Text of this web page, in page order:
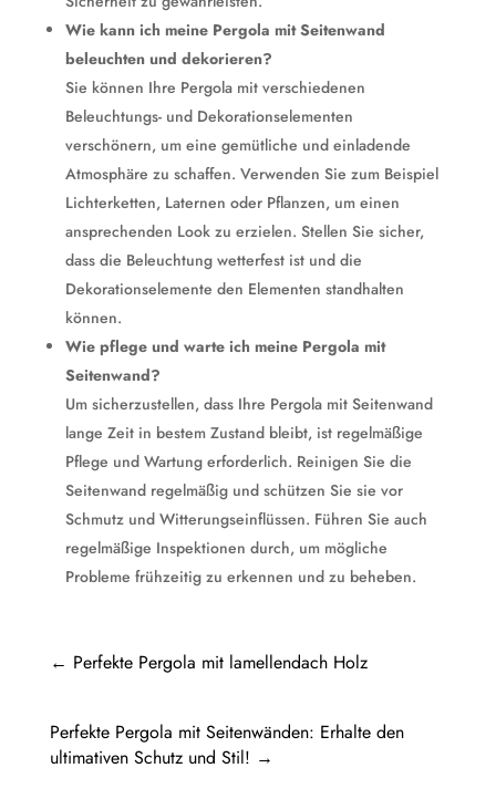
Wie kann ich meine Pergola mit Seitenwand
beleuchten und dekorieren?
Sie können Ihre Pergola mit verschiedenen
Beleuchtungs- und Dekorationselementen
verschönern, um eine gemütliche und einladende
Atmosphäre zu schaffen. Verwenden Sie zum Beispiel
Lichterketten, Laternen oder Pflanzen, um einen
ansprechenden Look zu erzielen. Stellen Sie sicher,
dass die Beleuchtung wetterfest ist und die
Dekorationselemente den Elementen standhalten
können.
Wie pflege und warte ich meine Pergola mit
Seitenwand?
Um sicherzustellen, dass Ihre Pergola mit Seitenwand
lange Zeit in bestem Zustand bleibt, ist regelmäßige
Pflege und Wartung erforderlich. Reinigen Sie die
Seitenwand regelmäßig und schützen Sie sie vor
Schmutz und Witterungseinflüssen. Führen Sie auch
regelmäßige Inspektionen durch, um mögliche
Probleme frühzeitig zu erkennen und zu beheben.
← Perfekte Pergola mit lamellendach Holz
Perfekte Pergola mit Seitenwänden: Erhalte den
ultimativen Schutz und Stil! →